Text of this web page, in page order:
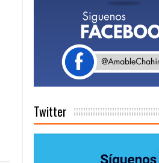
días a
bajo
Twitter